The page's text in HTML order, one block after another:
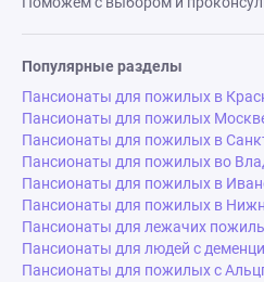
Популярные разделы
Пансионаты для пожилых в
Пансионаты для пожилых
Пансионаты для пожилых в
Пансионаты для пожилых во
Пансионаты для пожилых в
Пансионаты для пожилых в
Пансионаты для лежачих
Пансионаты для людей с
Пансионаты для пожилых с